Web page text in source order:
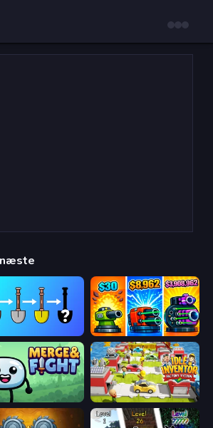
Pumpkin Defense: Merge Cannon
& Fight Idle Inventor